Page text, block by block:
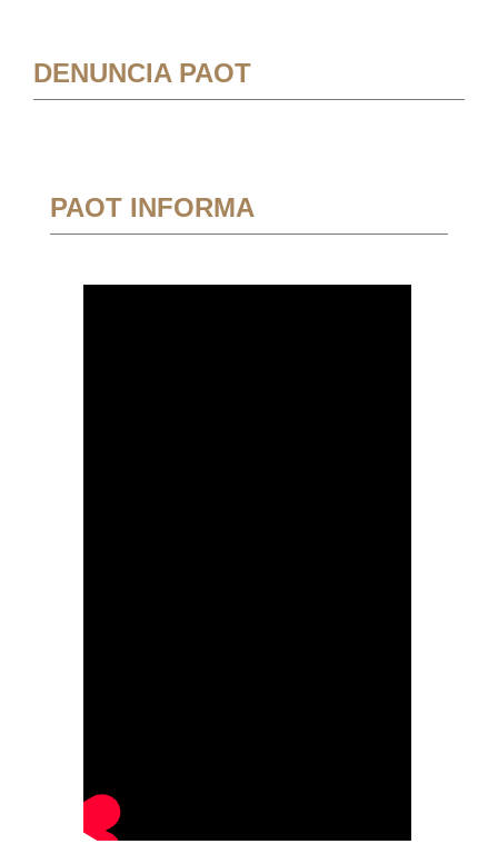
DENUNCIA PAOT
PAOT INFORMA